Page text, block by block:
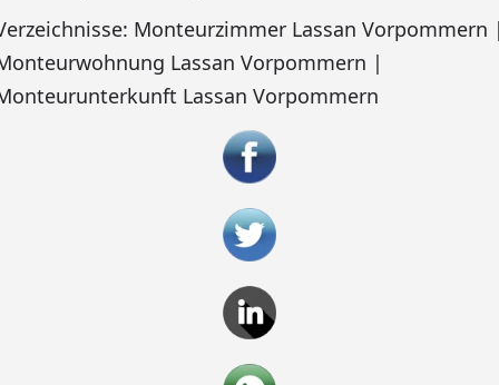
Monteurzimmer Lassan Vorpommern
Lassan Vorpommern |
Lassan Vorpommern